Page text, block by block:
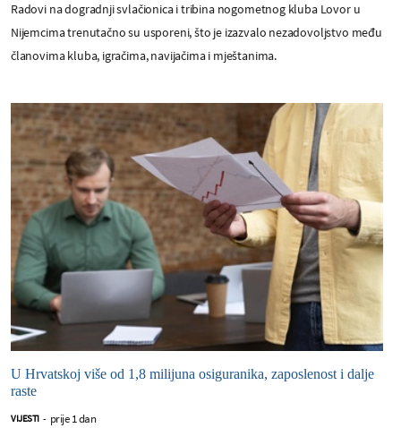
Radovi na dogradnji svlačionica i tribina nogometnog kluba Lovor u
Nijemcima trenutačno su usporeni, što je izazvalo nezadovoljstvo među
članovima kluba, igračima, navijačima i mještanima.
U Hrvatskoj više od 1,8 milijuna osiguranika, zaposlenost i dalje
raste
VIJESTI - prije 1 dan